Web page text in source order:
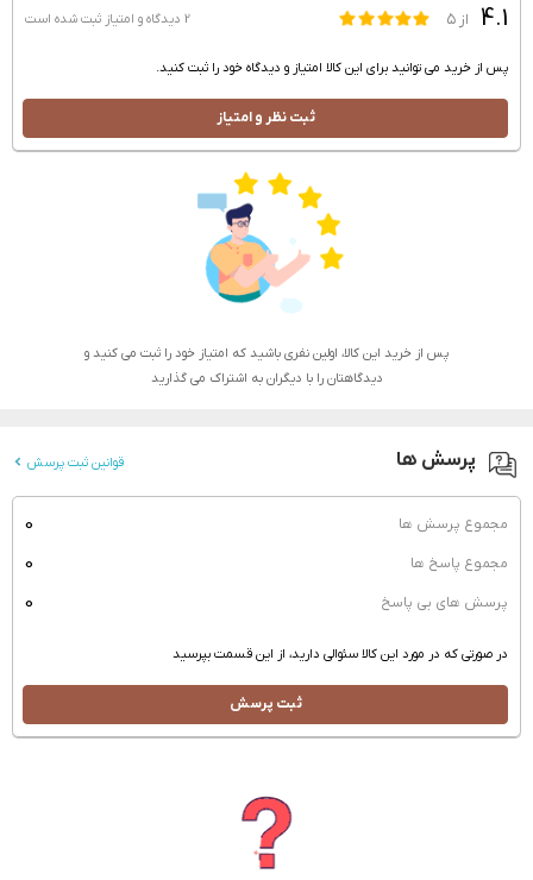
4.1 از ۵ 2 دیدگاه و امتیاز ثبت شده است
پس از خرید می توانید برای این کالا امتیاز و دیدگاه خود را ثبت کنید.
ثبت نظر و امتیاز
پس از خرید این کالا، اولین نفری باشید که امتیاز خود را ثبت می کنید و
دیدگاهتان را با دیگران به اشتراک می گذارید
پرسش ها قوانین ثبت پرسش
مجموع پرسش ها 0
مجموع پاسخ ها 0
پرسش های بی پاسخ 0
در صورتی که در مورد این کالا سئوالی دارید، از این قسمت بپرسید
ثبت پرسش